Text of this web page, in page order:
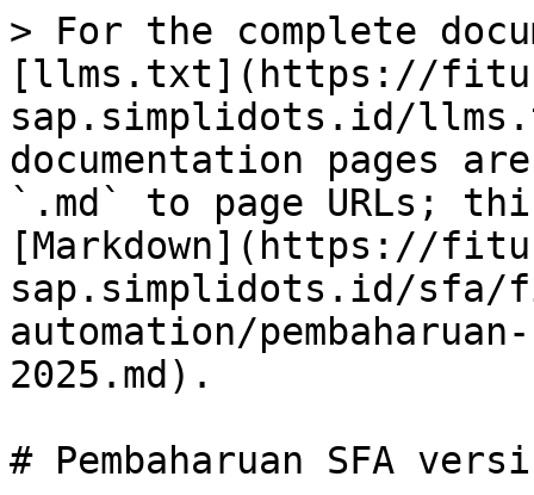
> For the complete
[llms.txt](https://
sap.simplidots.id/
documentation pages
`.md` to page URLs;
[Markdown](https://
sap.simplidots.id/sfa/
automation/
2025.md).
# Pembaharuan SFA